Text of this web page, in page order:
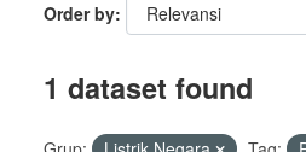
Order by
1 dataset found